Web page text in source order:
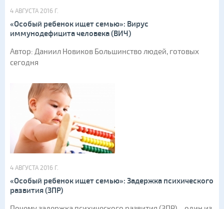
4 АВГУСТА 2016 Г.
«Особый ребенок ищет семью»: Вирус
иммунодефицита человека (ВИЧ)
Автор: Даниил Новиков Большинство людей, готовых
сегодня
4 АВГУСТА 2016 Г.
«Особый ребенок ищет семью»: Задержка психического
развития (ЗПР)